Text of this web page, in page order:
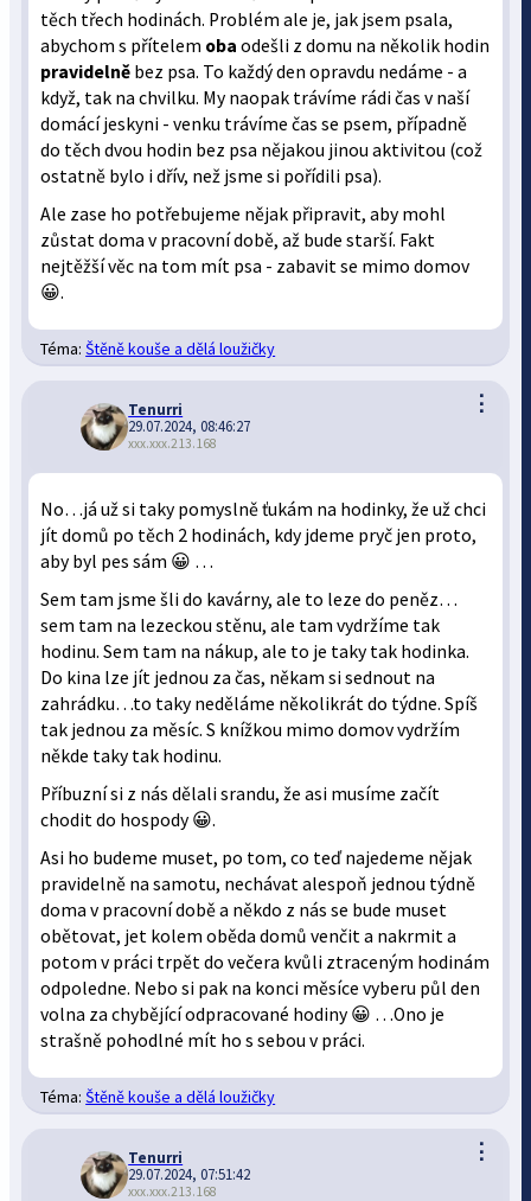
těch třech hodinách. Problém ale je, jak jsem psala,
abychom s přítelem oba odešli z domu na několik hodin
pravidelně bez psa. To každý den opravdu nedáme - a
když, tak na chvilku. My naopak trávíme rádi čas v naší
domácí jeskyni - venku trávíme čas se psem, případně
do těch dvou hodin bez psa nějakou jinou aktivitou (což
ostatně bylo i dřív, než jsme si pořídili psa).
Ale zase ho potřebujeme nějak připravit, aby mohl
zůstat doma v pracovní době, až bude starší. Fakt
nejtěžší věc na tom mít psa - zabavit se mimo domov
😀.
Téma:Štěně kouše a dělá loužičky
⋮
Tenurri
29.07.2024, 08:46:27
xxx.xxx.213.168
No…já už si taky pomyslně ťukám na hodinky, že už chci
jít domů po těch 2 hodinách, kdy jdeme pryč jen proto,
aby byl pes sám 😀 …
Sem tam jsme šli do kavárny, ale to leze do peněz…
sem tam na lezeckou stěnu, ale tam vydržíme tak
hodinu. Sem tam na nákup, ale to je taky tak hodinka.
Do kina lze jít jednou za čas, někam si sednout na
zahrádku…to taky neděláme několikrát do týdne. Spíš
tak jednou za měsíc. S knížkou mimo domov vydržím
někde taky tak hodinu.
Příbuzní si z nás dělali srandu, že asi musíme začít
chodit do hospody 😀.
Asi ho budeme muset, po tom, co teď najedeme nějak
pravidelně na samotu, nechávat alespoň jednou týdně
doma v pracovní době a někdo z nás se bude muset
obětovat, jet kolem oběda domů venčit a nakrmit a
potom v práci trpět do večera kvůli ztraceným hodinám
odpoledne. Nebo si pak na konci měsíce vyberu půl den
volna za chybějící odpracované hodiny 😀 …Ono je
strašně pohodlné mít ho s sebou v práci.
Téma:Štěně kouše a dělá loužičky
⋮
Tenurri
29.07.2024, 07:51:42
xxx.xxx.213.168